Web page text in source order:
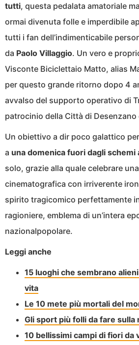
tutti, questa pedalata amatoriale
ormai divenuta folle e imperdibile
tutti i fan dell’indimenticabile
da Paolo Villaggio. Un vero e
Visconte Biciclettaio Matto, alias
per questo grande ritorno dopo 4
avvalso del supporto operativo di
patrocinio della Città di Desenzano
Un obiettivo a dir poco galattico
a una domenica fuori dagli schemi
solo, grazie alla quale celebrare
cinematografica con irriverente
spirito tragicomico perfettamente
ragioniere, emblema di un’intera
nazionalpopolare.
Leggi anche
15 luoghi che sembrano
vita
Le 10 mete più mortali del
Gli sport più folli da fare sulla
10 bellissimi campi di fiori da